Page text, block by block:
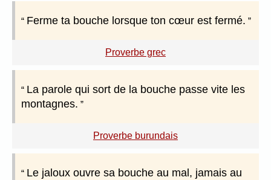
Ferme ta bouche lorsque ton cœur est fermé.
Proverbe grec
La parole qui sort de la bouche passe vite les
montagnes.
Proverbe burundais
Le jaloux ouvre sa bouche au mal, jamais au